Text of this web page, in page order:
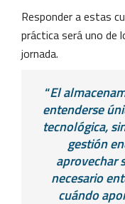
Responder a estas
práctica será uno de
jornada.
“El
entenderse
tecnológica,
gestión
aprovechar
necesario
cuándo